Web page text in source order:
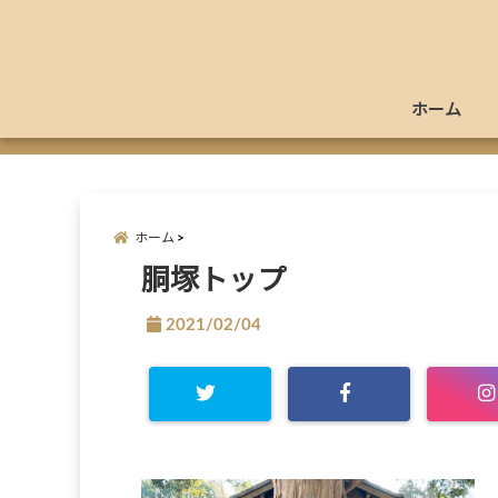
ホーム
ホーム
胴塚トップ
2021/02/04